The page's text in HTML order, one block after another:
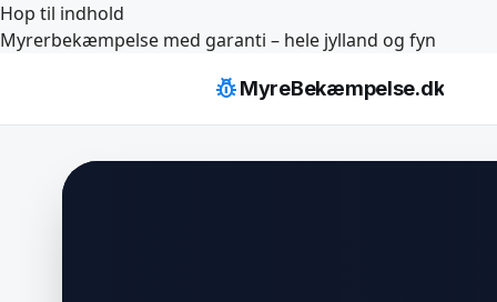
Hop til indhold
Myrerbekæmpelse med garanti – hele jylland og fyn
pest_controlMyreBekæmpelse.dk